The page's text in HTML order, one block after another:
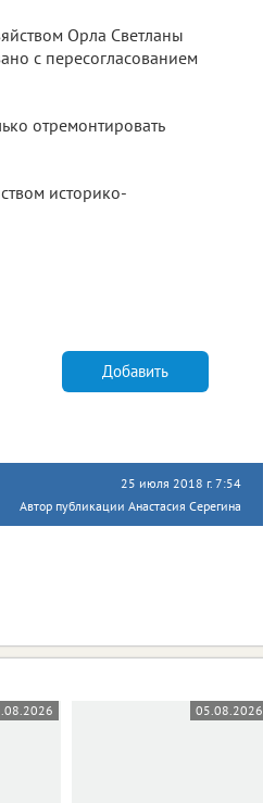
Орла Светланы
с пересогласованием
отремонтировать
историко-
Добавить
25 июля 2018 г. 7:54
Автор публикации Анастасия Серегина
05.08.2026